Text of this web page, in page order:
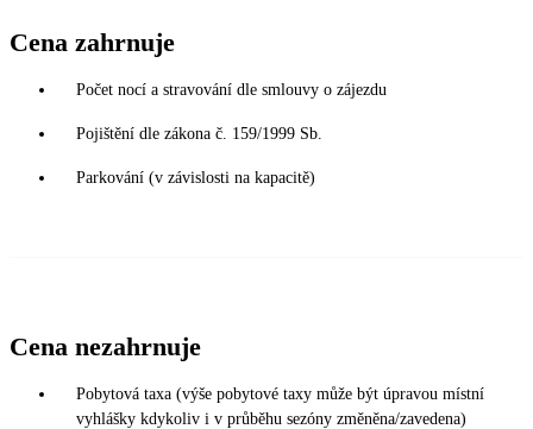
Cena zahrnuje
Počet nocí a stravování dle smlouvy o zájezdu
Pojištění dle zákona č. 159/1999 Sb.
Parkování (v závislosti na kapacitě)
Cena nezahrnuje
Pobytová taxa (výše pobytové taxy může být úpravou místní
vyhlášky kdykoliv i v průběhu sezóny změněna/zavedena)